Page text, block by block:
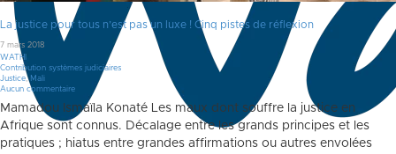
La justice pour tous n’est pas un luxe ! Cinq pistes de réflexion
7 mars 2018
WATHI
Contribution systèmes judiciaires
Justice, Mali
Aucun commentaire
Mamadou Ismaïla Konaté Les maux dont souffre la justice en
Afrique sont connus. Décalage entre les grands principes et les
pratiques ; hiatus entre grandes affirmations ou autres envolées